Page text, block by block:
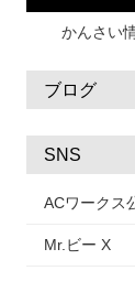
かんさい
ブログ
SNS
ACワークス
Mr.ビー X